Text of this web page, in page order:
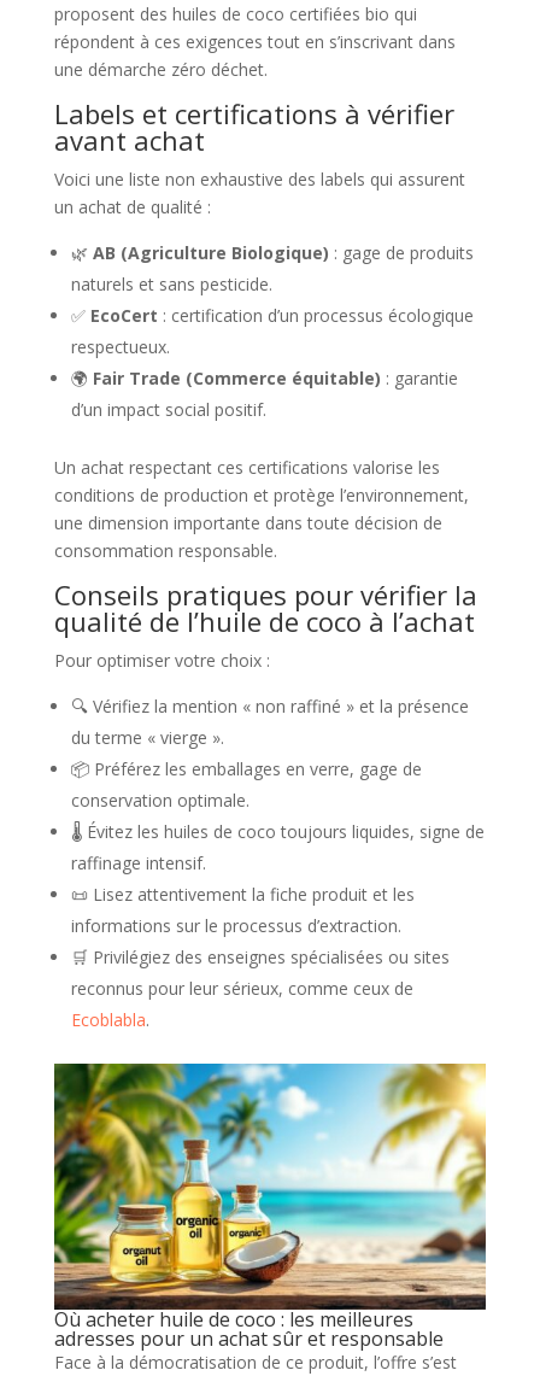
proposent des huiles de coco certifiées bio qui
répondent à ces exigences tout en s’inscrivant dans
une démarche zéro déchet.
Labels et certifications à vérifier
avant achat
Voici une liste non exhaustive des labels qui assurent
un achat de qualité :
🌿 AB (Agriculture Biologique) : gage de produits
naturels et sans pesticide.
✅ EcoCert : certification d’un processus écologique
respectueux.
🌍 Fair Trade (Commerce équitable) : garantie
d’un impact social positif.
Un achat respectant ces certifications valorise les
conditions de production et protège l’environnement,
une dimension importante dans toute décision de
consommation responsable.
Conseils pratiques pour vérifier la
qualité de l’huile de coco à l’achat
Pour optimiser votre choix :
🔍 Vérifiez la mention « non raffiné » et la présence
du terme « vierge ».
📦 Préférez les emballages en verre, gage de
conservation optimale.
🌡 Évitez les huiles de coco toujours liquides, signe de
raffinage intensif.
📜 Lisez attentivement la fiche produit et les
informations sur le processus d’extraction.
🛒 Privilégiez des enseignes spécialisées ou sites
reconnus pour leur sérieux, comme ceux de
Ecoblabla.
Où acheter huile de coco : les meilleures
adresses pour un achat sûr et responsable
Face à la démocratisation de ce produit, l’offre s’est